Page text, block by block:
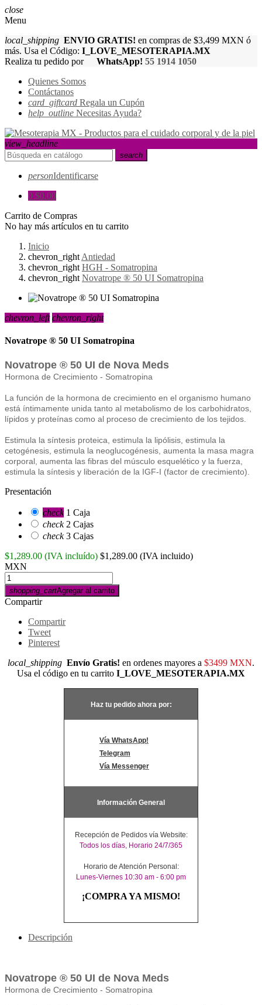
close
Menu
local_shipping ENVIO GRATIS! en compras de $3,499 MXN ó
más. Usa el Código: I_LOVE_MESOTERAPIA.MX
Realiza tu pedido por
WhatsApp! 55 1914 1050
Quienes Somos
Contáctanos
card_giftcard Regala un Cupón
help_outline Necesitas Ayuda?
view_headline
search
personIdentificarse
0 $0.00
Carrito de Compras
No hay más artículos en tu carrito
Inicio
chevron_right Antiedad
chevron_right HGH - Somatropina
chevron_right Novatrope ® 50 UI Somatropina
chevron_left chevron_right
Novatrope ® 50 UI Somatropina
Novatrope ® 50 UI de Nova Meds
Hormona de Crecimiento - Somatropina
La función de la hormona de crecimiento en el organismo humano
está íntimamente unida tanto al metabolismo de los carbohidratos,
lípidos y proteínas como al proceso de crecimiento de los tejidos.
Estimula la síntesis proteica, estimula la lipólisis, estimula la
cetogénesis, estimula la neoglucogénesis, aumenta la masa magra
corporal, aumenta las fibras del músculo esquelético y la fuerza,
estimula la síntesis y liberación de la IGF-I (factor de crecimiento).
Presentación
check 1 Caja
check 2 Cajas
check 3 Cajas
$1,289.00 (IVA incluído) $1,289.00 (IVA incluido)
MXN
shopping_cartAgregar al carrito
Compartir
Compartir
Tweet
Pinterest
local_shipping Envío Gratis! en ordenes mayores a $3499 MXN.
Usa el código en tu carrito I_LOVE_MESOTERAPIA.MX
Haz tu pedido ahora por:
Vía WhatsApp!
Telegram
Vía Messenger
Información General
Recepción de Pedidos vía Website:
Todos los días, Horario 24/7/365
Horario de Atención Personal:
Lunes-Viernes 10:30 am - 6:00 pm
¡COMPRA YA MISMO!
Descripción
Novatrope ® 50 UI de Nova Meds
Hormona de Crecimiento - Somatropina